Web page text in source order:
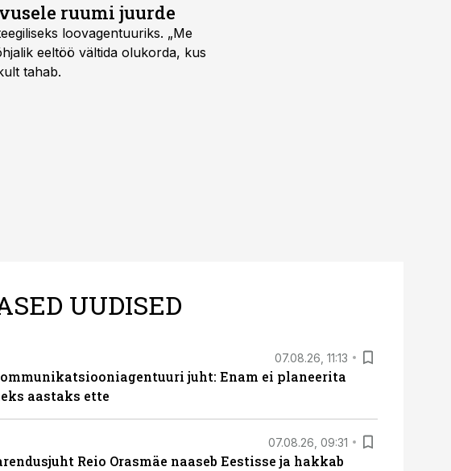
ruumi juurde
loovagentuuriks. „Me
eeltöö vältida olukorda, kus
tahab.
UUDISED
07.08.26, 11:13
juht: Enam ei planeerita
aastaks ette
07.08.26, 09:31
Reio Orasmäe naaseb Eestisse ja hakkab